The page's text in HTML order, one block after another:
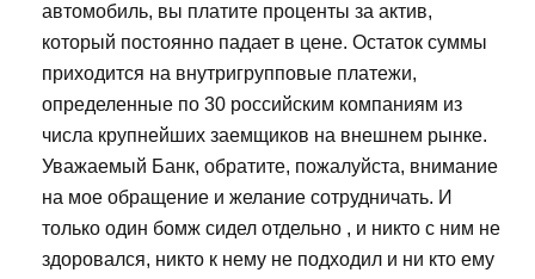
автомобиль, вы платите проценты за актив,
который постоянно падает в цене. Остаток суммы
приходится на внутригрупповые платежи,
определенные по 30 российским компаниям из
числа крупнейших заемщиков на внешнем рынке.
Уважаемый Банк, обратите, пожалуйста, внимание
на мое обращение и желание сотрудничать. И
только один бомж сидел отдельно , и никто с ним не
здоровался, никто к нему не подходил и ни кто ему